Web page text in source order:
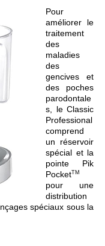
Pour
améliorer le
traitement
des
maladies
des
gencives et
des poches
parodontale
s, le Classic
Professional
comprend
un réservoir
spécial et la
pointe Pik
PocketTM
pour une
distribution
spéciaux sous la